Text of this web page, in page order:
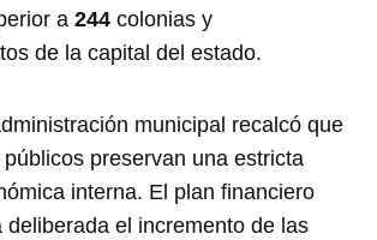
a244 colonias y
de la capital del estado.
municipal recalcó que
públicos preservan una estricta
interna. El plan financiero
deliberada el incremento de las